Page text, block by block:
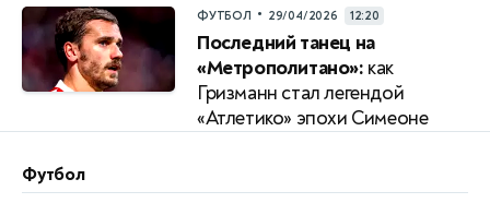
ФУТБОЛ • 29/04/2026 12:20
Последний танец на
«Метрополитано»: как
Гризманн стал легендой
«Атлетико» эпохи Симеоне
Футбол